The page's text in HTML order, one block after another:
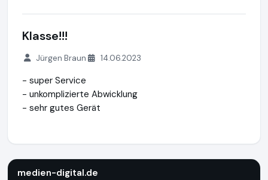
Klasse!!!
Jürgen Braun 14.06.2023
- super Service
- unkomplizierte Abwicklung
- sehr gutes Gerät
medien-digital.de